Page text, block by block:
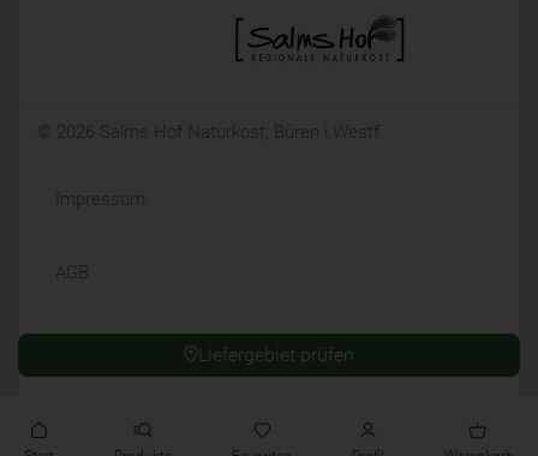
Liefergebiet prüfen
© 2026 Salms Hof Naturkost, Büren i.Westf.
Impressum
AGB
Widerrufsrecht